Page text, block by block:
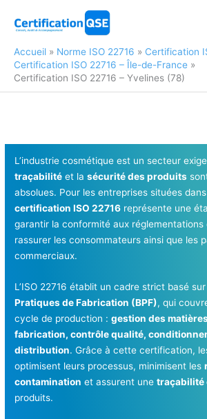
Accueil Norme ISO 22716
Certification
Certification ISO 22716 – Île-de-France
Certification ISO 22716 – Yvelines (78)
L’industrie cosmétique est un secteur
traçabilité et lasécurité des produits
absolues. Pour les entreprises situées
certification ISO 22716 représente une
garantir la conformité aux réglementations
rassurer les consommateurs ainsi que les
commerciaux.
L’ISO 22716 établit un cadre strict basé
Pratiques de Fabrication (BPF), qui
cycle de production :gestion des
fabrication, contrôle qualité,
distribution. Grâce à cette certification,
optimisent leurs processus, minimisent les
contamination et assurent unetraçabilité
produits.